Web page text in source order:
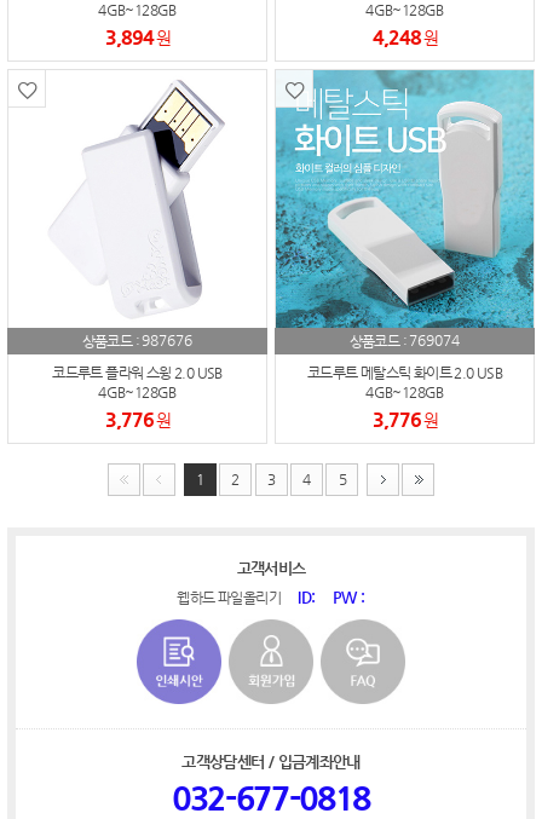
4GB~128GB
3,894원
4GB~128GB
4,248원
상품코드 :987676
코드루트 플라워 스윙 2.0 USB
4GB~128GB
3,776원
상품코드 : 769074
코드루트 메탈스틱 화이트 2.0 USB
4GB~128GB
3,776원
1 2 3 4 5
고객서비스
웹하드 파일올리기 ID: PW :
고객상담센터 / 입금계좌안내
032-677-0818